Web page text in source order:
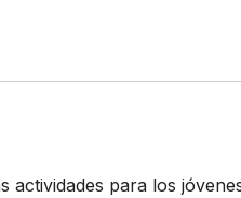
para los